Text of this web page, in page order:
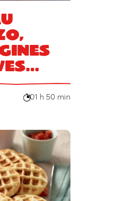
01 h 50 min